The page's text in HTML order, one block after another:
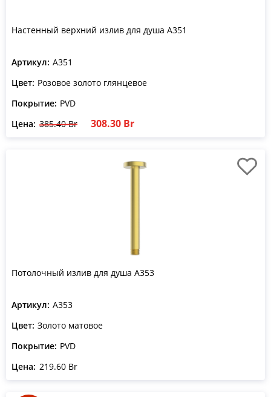
Настенный верхний излив для душа A351
Артикул: A351
Цвет: Розовое золото глянцевое
Покрытие: PVD
Цена: 385.40 Br 308.30 Br
Потолочный излив для душа A353
Артикул: A353
Цвет: Золото матовое
Покрытие: PVD
Цена: 219.60 Br